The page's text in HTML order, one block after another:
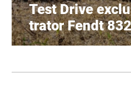
Test Drive
trator Fendt